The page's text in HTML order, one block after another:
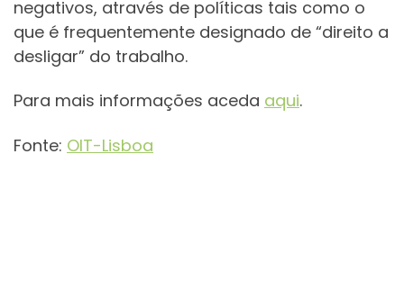
negativos, através de políticas tais como o
que é frequentemente designado de “direito a
desligar” do trabalho.
Para mais informações aceda aqui.
Fonte: OIT-Lisboa